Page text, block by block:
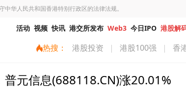
华人民共和国香港特别行政区的法律法规。
活动 视频 快讯 港交所发布 Web3 今日IPO 港股解
热搜： 港股投资 | 港股100强 | 香
普元信息(688118.CN)涨20.01%